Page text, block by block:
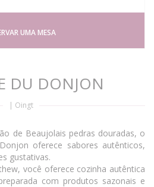
UMA MESA
DU DONJON
| Oingt
de Beaujolais pedras douradas, o
oferece sabores autênticos,
gustativas.
você oferece cozinha autêntica
com produtos sazonais e